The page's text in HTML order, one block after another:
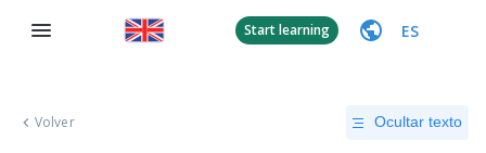
Start learning ES
Volver Ocultar texto